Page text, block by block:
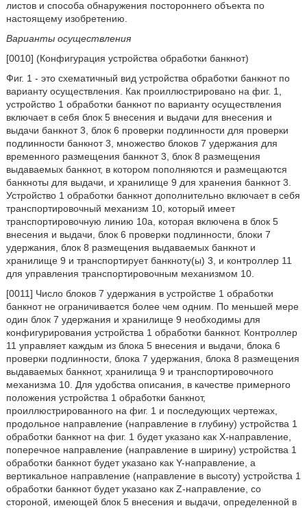
листов и способа обнаружения постороннего объекта по
настоящему изобретению.
Варианты осуществления
[0010] (Конфигурация устройства обработки банкнот)
Фиг. 1 - это схематичный вид устройства обработки банкнот по
варианту осуществления. Как проиллюстрировано на фиг. 1,
устройство 1 обработки банкнот по варианту осуществления
включает в себя блок 5 внесения и выдачи для внесения и
выдачи банкнот 3, блок 6 проверки подлинности для проверки
подлинности банкнот 3, множество блоков 7 удержания для
временного размещения банкнот 3, блок 8 размещения
выдаваемых банкнот, в котором пополняются и размещаются
банкноты для выдачи, и хранилище 9 для хранения банкнот 3.
Устройство 1 обработки банкнот дополнительно включает в себя
транспортировочный механизм 10, который имеет
транспортировочную линию 10a, которая включена в блок 5
внесения и выдачи, блок 6 проверки подлинности, блоки 7
удержания, блок 8 размещения выдаваемых банкнот и
хранилище 9 и транспортирует банкноту(ы) 3, и контроллер 11
для управления транспортировочным механизмом 10.
[0011] Число блоков 7 удержания в устройстве 1 обработки
банкнот не ограничивается более чем одним. По меньшей мере
один блок 7 удержания и хранилище 9 необходимы для
конфигурирования устройства 1 обработки банкнот. Контроллер
11 управляет каждым из блока 5 внесения и выдачи, блока 6
проверки подлинности, блока 7 удержания, блока 8 размещения
выдаваемых банкнот, хранилища 9 и транспортировочного
механизма 10. Для удобства описания, в качестве примерного
положения устройства 1 обработки банкнот,
проиллюстрированного на фиг. 1 и последующих чертежах,
продольное направление (направление в глубину) устройства 1
обработки банкнот на фиг. 1 будет указано как X-направление,
поперечное направление (направление в ширину) устройства 1
обработки банкнот будет указано как Y-направление, а
вертикальное направление (направление в высоту) устройства 1
обработки банкнот будет указано как Z-направление, со
стороной, имеющей блок 5 внесения и выдачи, определенной в